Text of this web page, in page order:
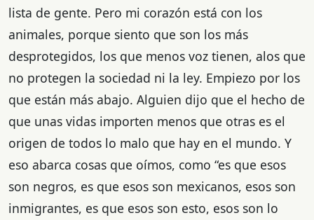
lista de gente. Pero mi corazón está con los
animales, porque siento que son los más
desprotegidos, los que menos voz tienen, alos que
no protegen la sociedad ni la ley. Empiezo por los
que están más abajo. Alguien dijo que el hecho de
que unas vidas importen menos que otras es el
origen de todos lo malo que hay en el mundo. Y
eso abarca cosas que oímos, como “es que esos
son negros, es que esos son mexicanos, esos son
inmigrantes, es que esos son esto, esos son lo